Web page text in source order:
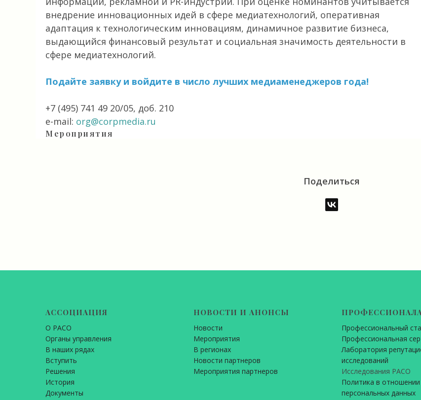
внедрение инновационных идей в сфере медиатехнологий, оперативная
адаптация к технологическим инновациям, динамичное развитие бизнеса,
выдающийся финансовый результат и социальная значимость деятельности в
сфере медиатехнологий.
Подайте заявку и войдите в число лучших медиаменеджеров года!
+7 (495) 741 49 20/05, доб. 210
e-mail: org@corpmedia.ru
Мероприятия
Поделиться
АССОЦИАЦИЯ
О РАСО
Органы управления
В наших рядах
Вступить
Решения
История
Документы
НОВОСТИ И АНОНСЫ
Новости
Мероприятия
В регионах
Новости партнеров
Мероприятия партнеров
Профессиональный
Профессиональная
Лаборатория
исследований
Исследования РАСО
Политика в
персональных данных